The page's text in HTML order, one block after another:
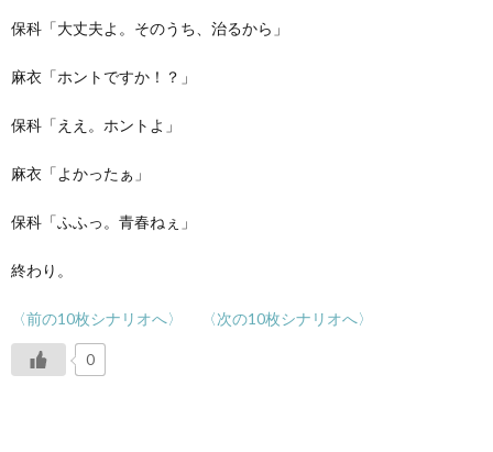
保科「大丈夫よ。そのうち、治るから」
麻衣「ホントですか！？」
保科「ええ。ホントよ」
麻衣「よかったぁ」
保科「ふふっ。青春ねぇ」
終わり。
〈前の10枚シナリオへ〉 〈次の10枚シナリオへ〉
0